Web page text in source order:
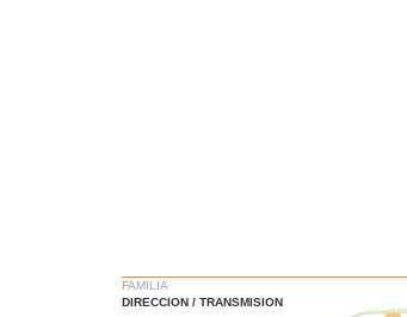
FAMILIA
DIRECCION / TRANSMISION